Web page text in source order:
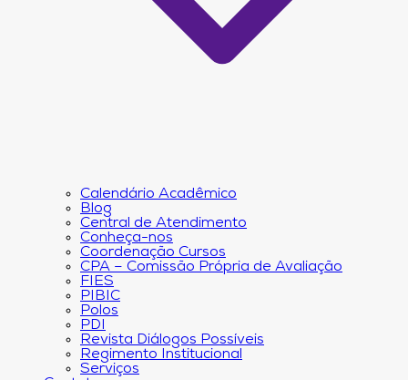
Calendário Acadêmico
Blog
Central de Atendimento
Conheça-nos
Coordenação Cursos
CPA – Comissão Própria de Avaliação
FIES
PIBIC
Polos
PDI
Revista Diálogos Possíveis
Regimento Institucional
Serviços